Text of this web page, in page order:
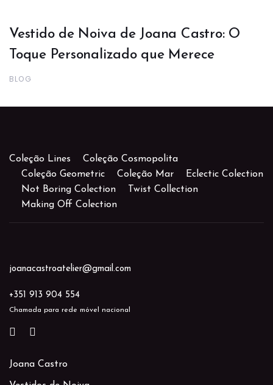
Vestido de Noiva de Joana Castro: O
Toque Personalizado que Merece
BLOG
Coleção Lines
Coleção Cosmopolita
Coleção Geometric
Coleção Mar
Eclectic Colection
Not Boring Colection
Twist Collection
Making Off Colection
joanacastroatelier@gmail.com
+351 913 904 554
Chamada para rede móvel nacional
Joana Castro